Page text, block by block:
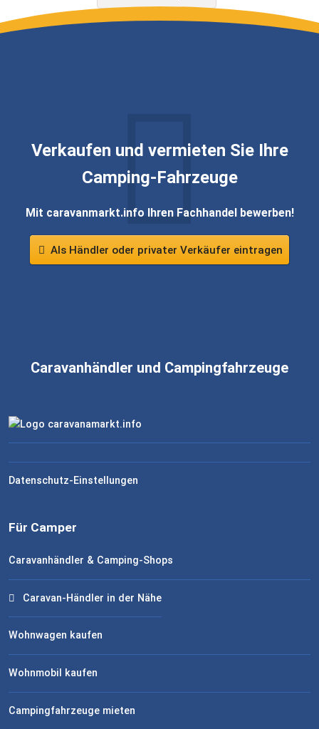
Verkaufen und vermieten Sie Ihre
Camping-Fahrzeuge
Mit caravanmarkt.info Ihren Fachhandel bewerben!
Als Händler oder privater Verkäufer eintragen
Caravanhändler und Campingfahrzeuge
Datenschutz-Einstellungen
Für Camper
Caravanhändler & Camping-Shops
Caravan-Händler in der Nähe
Wohnwagen kaufen
Wohnmobil kaufen
Campingfahrzeuge mieten